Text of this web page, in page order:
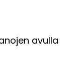
avulla